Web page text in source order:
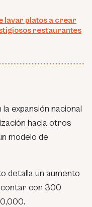
lavar platos a crear
restaurantes
expansión nacional
hacia otros
modelo de
detalla un aumento
contar con 300